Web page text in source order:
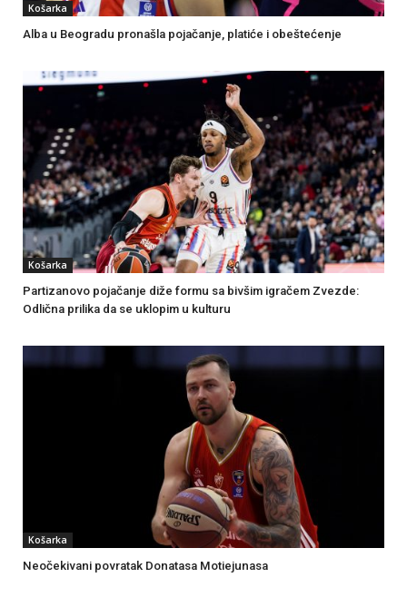
Košarka
Alba u Beogradu pronašla pojačanje, platiće i obeštećenje
Košarka
Partizanovo pojačanje diže formu sa bivšim igračem Zvezde:
Odlična prilika da se uklopim u kulturu
Košarka
Neočekivani povratak Donatasa Motiejunasa